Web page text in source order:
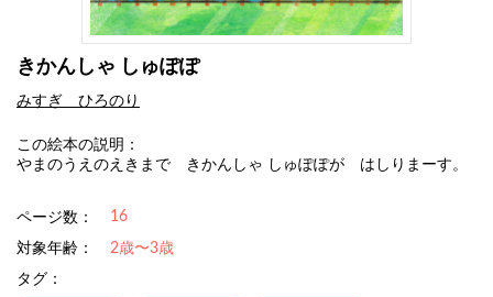
きかんしゃ しゅぽぽ
みすぎ ひろのり
この絵本の説明：
やまのうえのえきまで きかんしゃ しゅぽぽが はしりまーす。
ページ数： 16
対象年齢：
2歳〜3歳
タグ：